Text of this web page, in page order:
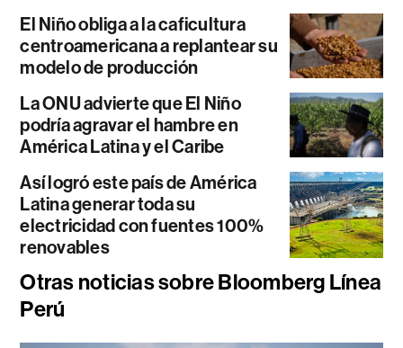
El Niño obliga a la caficultura
centroamericana a replantear su
modelo de producción
La ONU advierte que El Niño
podría agravar el hambre en
América Latina y el Caribe
Así logró este país de América
Latina generar toda su
electricidad con fuentes 100%
renovables
Otras noticias sobre Bloomberg Línea
Perú